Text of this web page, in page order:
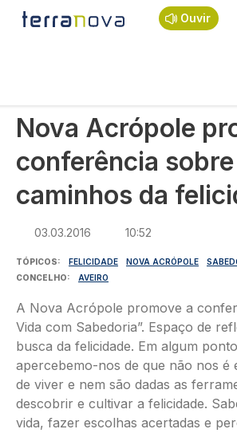
Passar para o conteúdo principal
Ouvir
Navegação estrutural
Início
Sociedade
Nova Acrópole promove
Nova Acrópole
conferência sobre
caminhos da
03.03.2016 10:52
TÓPICOS FELICIDADE NOVA ACRÓPOLE
CONCELHO
AVEIRO
A Nova Acrópole promove a
Vida com Sabedoria”. Espaço de
busca da felicidade. Em algum
apercebemo-nos de que não nos é
de viver e nem são dadas as
descobrir e cultivar a felicidade.
vida, fazer escolhas acertadas e